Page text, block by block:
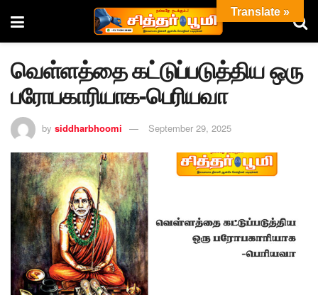
வெள்ளத்தை கட்டுப்படுத்திய ஒரு
பரோபகாரியாக-பெரியவா
by siddharbhoomi September 29, 2025
Translate »